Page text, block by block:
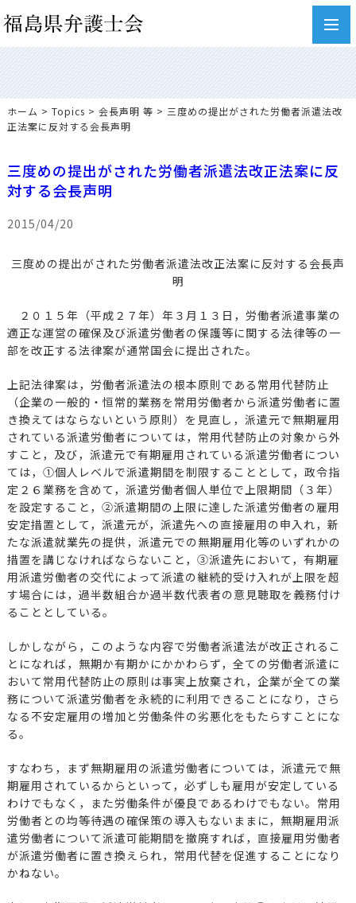
ホーム > Topics > 会長声明 等 > 三度めの提出がされた労働者派遣法改
正法案に反対する会長声明
三度めの提出がされた労働者派遣法改正法案に反
対する会長声明
2015/04/20
三度めの提出がされた労働者派遣法改正法案に反対する会長声
明
２０１５年（平成２７年）年３月１３日，労働者派遣事業の
適正な運営の確保及び派遣労働者の保護等に関する法律等の一
部を改正する法律案が通常国会に提出された。
上記法律案は，労働者派遣法の根本原則である常用代替防止
（企業の一般的・恒常的業務を常用労働者から派遣労働者に置
き換えてはならないという原則）を見直し，派遣元で無期雇用
されている派遣労働者については，常用代替防止の対象から外
すこと，及び，派遣元で有期雇用されている派遣労働者につい
ては，①個人レベルで派遣期間を制限することとして，政令指
定２６業務を含めて，派遣労働者個人単位で上限期間（３年）
を設定すること，②派遣期間の上限に達した派遣労働者の雇用
安定措置として，派遣元が，派遣先への直接雇用の申入れ，新
たな派遣就業先の提供，派遣元での無期雇用化等のいずれかの
措置を講じなければならないこと，③派遣先において，有期雇
用派遣労働者の交代によって派遣の継続的受け入れが上限を超
す場合には，過半数組合か過半数代表者の意見聴取を義務付け
ることとしている。
しかしながら，このような内容で労働者派遣法が改正されるこ
とになれば，無期か有期かにかかわらず，全ての労働者派遣に
おいて常用代替防止の原則は事実上放棄され，企業が全ての業
務について派遣労働者を永続的に利用できることになり，さら
なる不安定雇用の増加と労働条件の劣悪化をもたらすことにな
る。
すなわち，まず無期雇用の派遣労働者については，派遣元で無
期雇用されているからといって，必ずしも雇用が安定している
わけでもなく，また労働条件が優良であるわけでもない。常用
労働者との均等待遇の確保策の導入もないままに，無期雇用派
遣労働者について派遣可能期間を撤廃すれば，直接雇用労働者
が派遣労働者に置き換えられ，常用代替を促進することになり
かねない。